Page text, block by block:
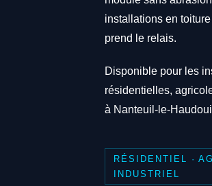
installations en
prend le relais.
Disponible pour les
résidentielles,
à Nanteuil-le-
RÉSIDENTIEL ·
INDUSTRIEL